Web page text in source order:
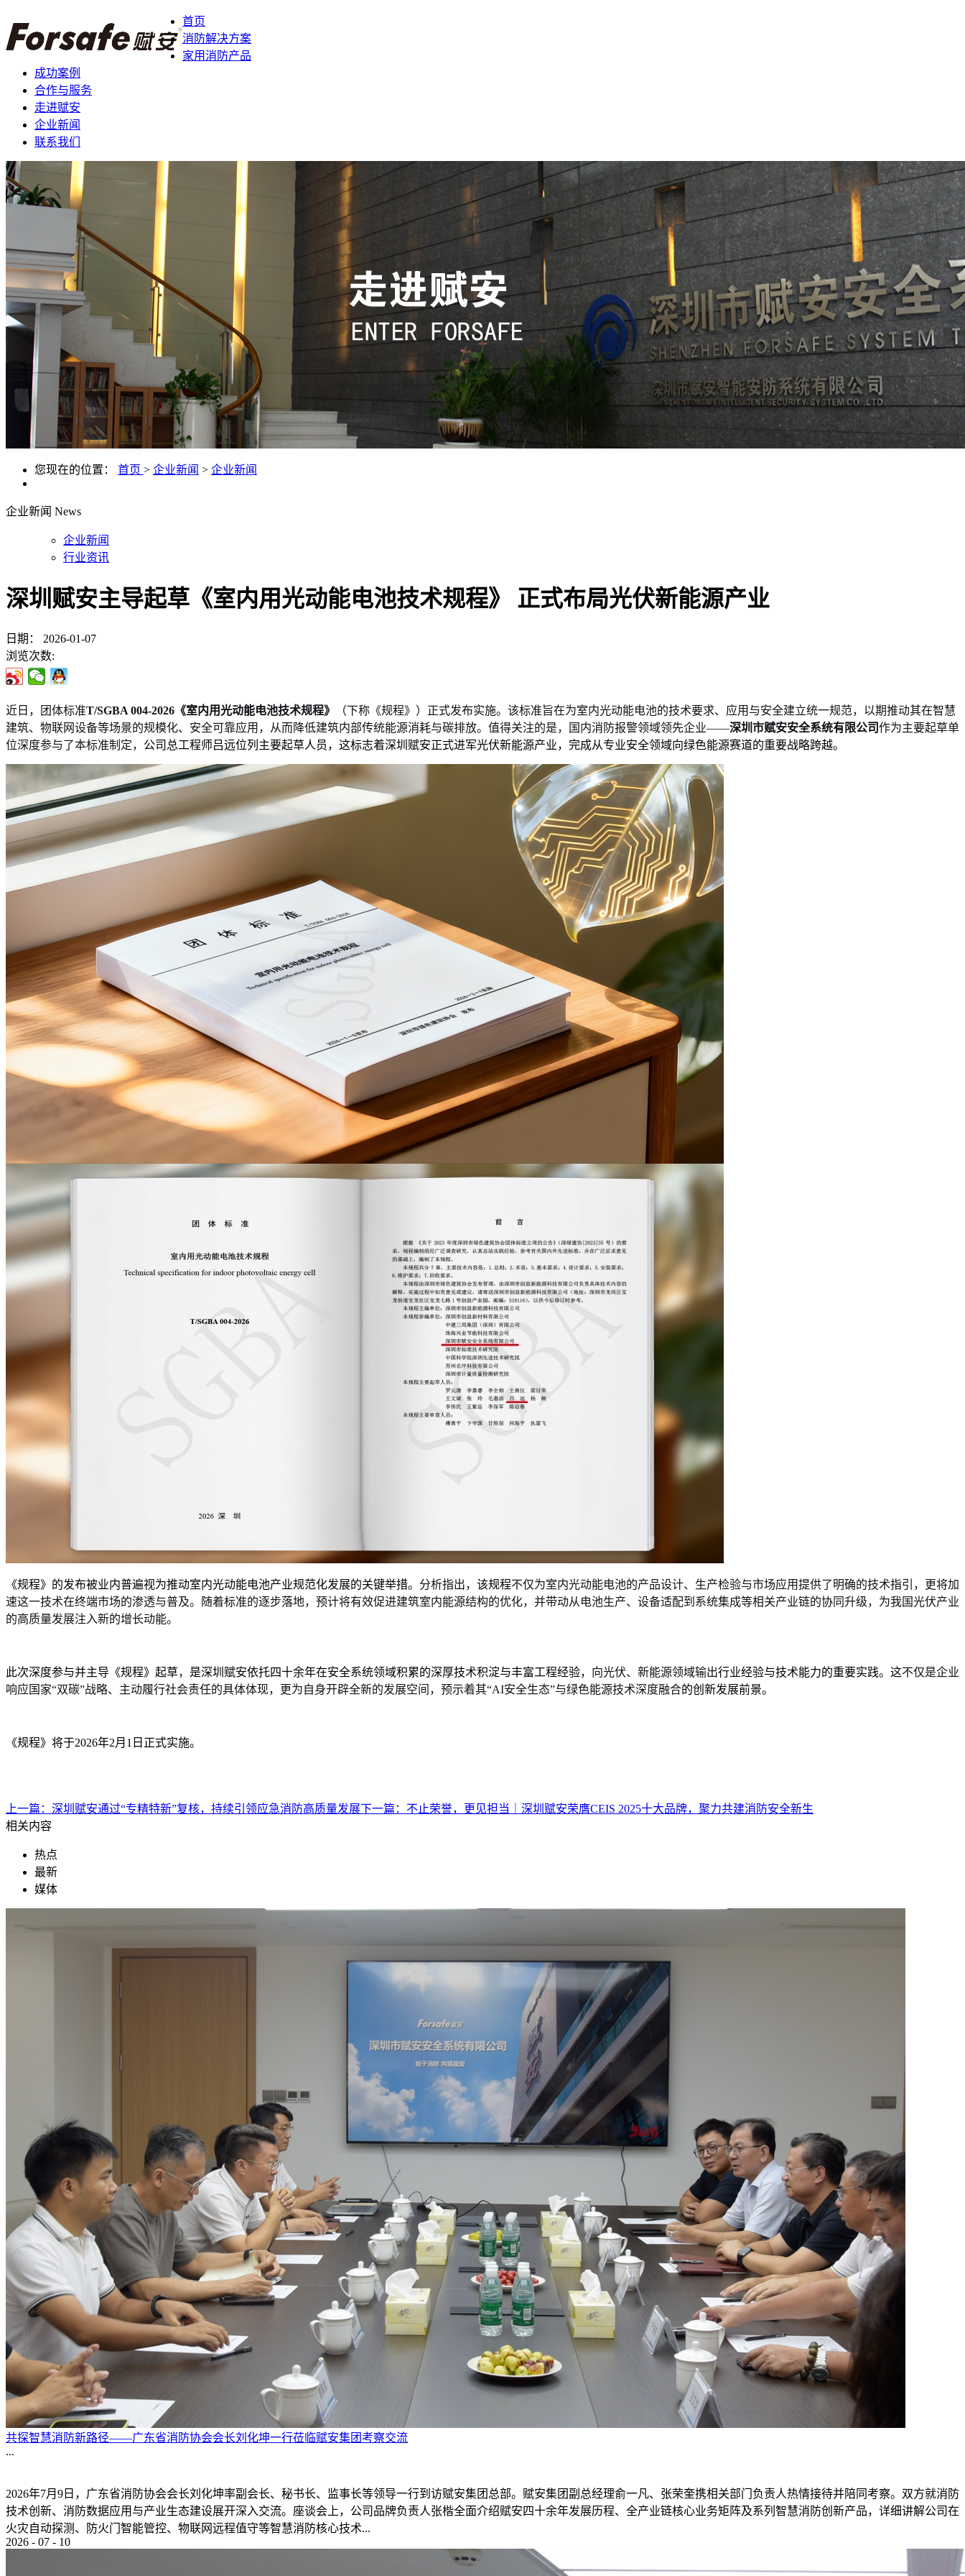
首页
消防解决方案
家用消防产品
成功案例
合作与服务
走进赋安
企业新闻
联系我们
您现在的位置： 首页 > 企业新闻 > 企业新闻
企业新闻 News
企业新闻
行业资讯
深圳赋安主导起草《室内用光动能电池技术规程》 正式布局光伏新能源产业
日期：
2026-01-07
浏览次数:
近日，团体标准T/SGBA 004-2026 《室内用光动能电池技术规程》
（下称《规程》）正式发布实施。该标准旨在为室内光动能电池的技术要求、应用与安全建立统一规范，以期推动其在智慧
建筑、物联网设备等场景的规模化、安全可靠应用，从而降低建筑内部传统能源消耗与碳排放。值得关注的是，国内消防报警领域领先企业——深圳市赋安安全系统有限公司作为主要起草单
位深度参与了本标准制定， 公司总工程师吕远位列主要起草人员，这标志着深圳赋安正式进军光伏新能源产业，完成从专业安全领域向绿色能源赛道的重要战略跨越。
《规程》的发布被业内普遍视为推动室内光动能电池产业规范化发展的关键举措。 分析指出， 该规程不仅为室内光动能电池的产品设计、生产检验与市场应用提供了明确的技术指引，更将加
速这一技术在终端市场的渗透与普及。随着标准的逐步落地，预计将有效促进建筑室内能源结构的优化，并带动从电池生产、设备适配到系统集成等相关产业链的协同升级，为我国光伏产业
的高质量发展注入新的增长动能。
此次深度参与并主导《规程》起草， 是深圳赋安依托四十余年在安全系统领域积累的深厚技术积淀与丰富工程经验， 向光伏、新能源领域输出行业经验与技术能力的重要实践。这不仅是企业
响应国家“双碳”战略、主动履行社会责任的具体体现，更为自身开辟全新的发展空间，预示着其“AI安全生态”与绿色能源技术深度融合的创新发展前景。
《规程》将于2026年2月1日正式实施。
上一篇： 深圳赋安通过“专精特新”复核，持续引领应急消防高质量发展下一篇： 不止荣誉，更见担当｜深圳赋安荣膺CEIS 2025十大品牌，聚力共建消防安全新生
相关内容
热点
最新
媒体
共探智慧消防新路径——广东省消防协会会长刘化坤一行莅临赋安集团考察交流
...
2026年7月9日，广东省消防协会会长刘化坤率副会长、秘书长、监事长等领导一行到访赋安集团总部。赋安集团副总经理俞一凡、张荣奎携相关部门负责人热情接待并陪同考察。双方就消防
技术创新、消防数据应用与产业生态建设展开深入交流。座谈会上，公司品牌负责人张楷全面介绍赋安四十余年发展历程、全产业链核心业务矩阵及系列智慧消防创新产品，详细讲解公司在
火灾自动探测、防火门智能管控、物联网远程值守等智慧消防核心技术...
2026 - 07 - 10